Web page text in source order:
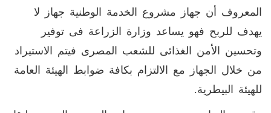
المعروف أن جهاز مشروع الخدمة الوطنية جهاز لا
يهدف للربح فهو يساعد وزارة الزراعة فى توفير
وتحسين الأمن الغذائى للشعب المصرى فيتم الاستيراد
من خلال الجهاز مع الالتزام بكافة ضوابط الهيئة العامة
للهيئة البيطرية.